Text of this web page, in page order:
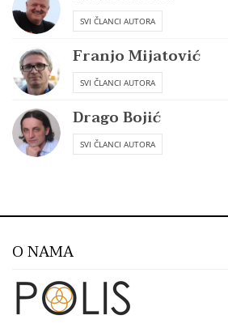
SVI ČLANCI AUTORA
Franjo Mijatović
SVI ČLANCI AUTORA
Drago Bojić
SVI ČLANCI AUTORA
O NAMA